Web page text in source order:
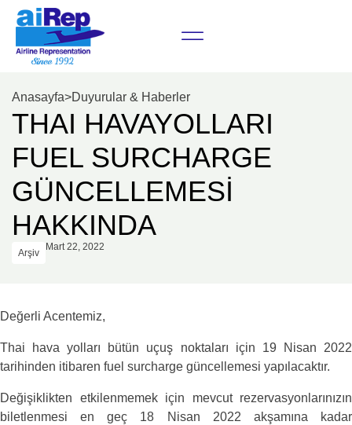
Anasayfa>Duyurular & Haberler
THAI HAVAYOLLARI
FUEL SURCHARGE
GÜNCELLEMESİ
HAKKINDA
Arşiv
Mart 22, 2022
Değerli Acentemiz,
Thai hava yolları bütün uçuş noktaları için 19 Nisan 2022
tarihinden itibaren fuel surcharge güncellemesi yapılacaktır.
Değişiklikten etkilenmemek için mevcut rezervasyonlarınızın
biletlenmesi en geç 18 Nisan 2022 akşamına kadar